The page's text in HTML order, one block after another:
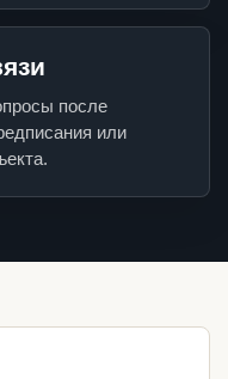
после
или